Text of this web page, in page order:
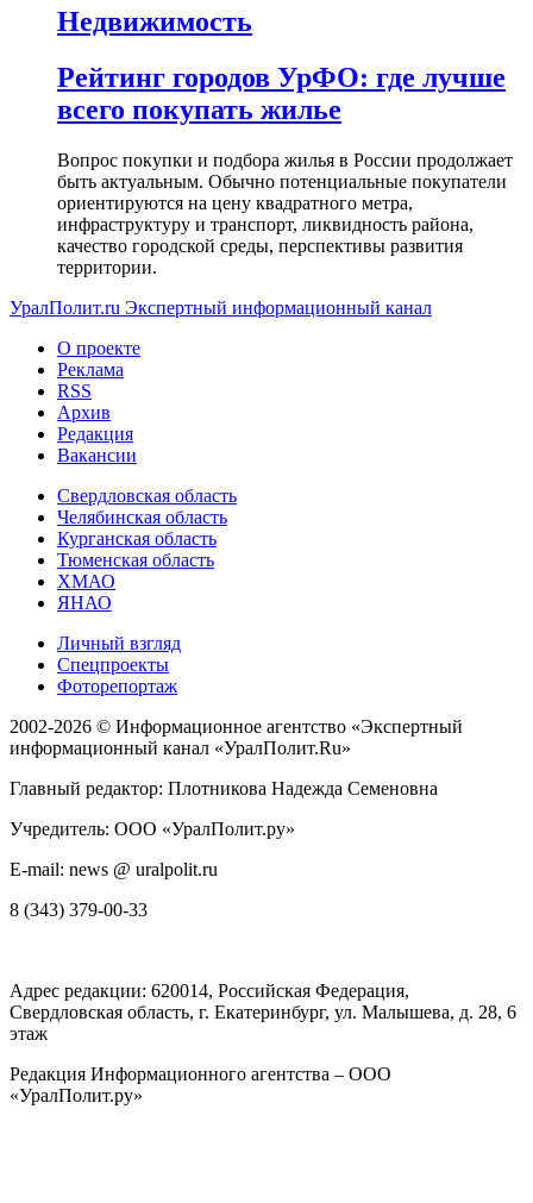
Недвижимость
Рейтинг городов УрФО: где лучше
всего покупать жилье
Вопрос покупки и подбора жилья в России продолжает
быть актуальным. Обычно потенциальные покупатели
ориентируются на цену квадратного метра,
инфраструктуру и транспорт, ликвидность района,
качество городской среды, перспективы развития
территории.
УралПолит.ru Экспертный информационный канал
О проекте
Реклама
RSS
Архив
Редакция
Вакансии
Свердловская область
Челябинская область
Курганская область
Тюменская область
ХМАО
ЯНАО
Личный взгляд
Спецпроекты
Фоторепортаж
2002-2026 © Информационное агентство «Экспертный
информационный канал «УралПолит.Ru»
Главный редактор: Плотникова Надежда Семеновна
Учредитель: ООО «УралПолит.ру»
E-mail: news @ uralpolit.ru
8 (343) 379-00-33
Адрес редакции: 620014, Российская Федерация,
Свердловская область, г. Екатеринбург, ул. Малышева, д. 28, 6
этаж
Редакция Информационного агентства – ООО
«УралПолит.ру»